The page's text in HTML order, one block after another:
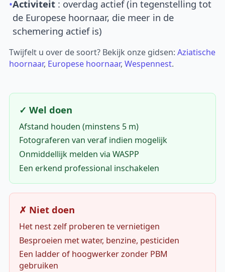
•Activiteit : overdag actief (in tegenstelling tot
de Europese hoornaar, die meer in de
schemering actief is)
Twijfelt u over de soort? Bekijk onze gidsen:Aziatische
hoornaar, Europese hoornaar,Wespennest.
✓ Wel doen
Afstand houden (minstens 5 m)
Fotograferen van veraf indien mogelijk
Onmiddellijk melden via WASPP
Een erkend professional inschakelen
✗ Niet doen
Het nest zelf proberen te vernietigen
Besproeien met water, benzine, pesticiden
Een ladder of hoogwerker zonder PBM
gebruiken